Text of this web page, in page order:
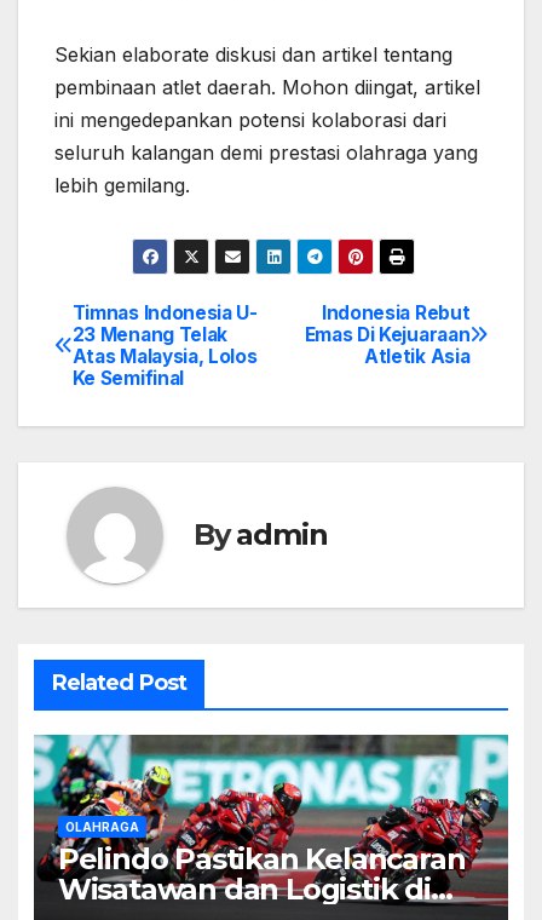
Sekian elaborate diskusi dan artikel tentang
pembinaan atlet daerah. Mohon diingat, artikel
ini mengedepankan potensi kolaborasi dari
seluruh kalangan demi prestasi olahraga yang
lebih gemilang.
Post
navigation
Indonesia Rebut
Emas Di Kejuaraan
Atletik Asia
Timnas Indonesia U-
23 Menang Telak
Atas Malaysia, Lolos
Ke Semifinal
Byadmin
Related Post
OLAHRAGA
Pelindo Pastikan Kelancaran
Wisatawan dan Logistik di